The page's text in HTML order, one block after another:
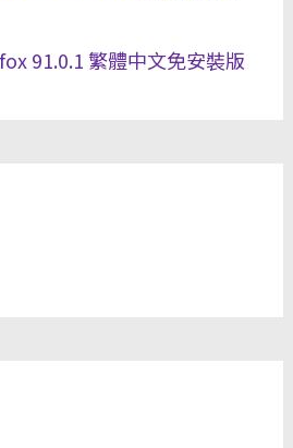
91.0.1 繁體中文免安裝版